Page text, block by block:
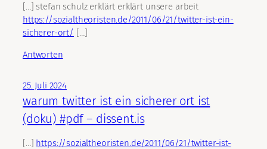
[…] ste­fan schulz erk­lärt erk­lärt unsere arbeit
https://sozialtheoristen.de/2011/06/21/twitter-ist-ein-
sicherer-ort/ […]
Antworten
25. Juli 2024
warum twitter ist ein sicherer ort ist
(doku) #pdf – dissent.is
[…] https://sozialtheoristen.de/2011/06/21/twitter-ist-